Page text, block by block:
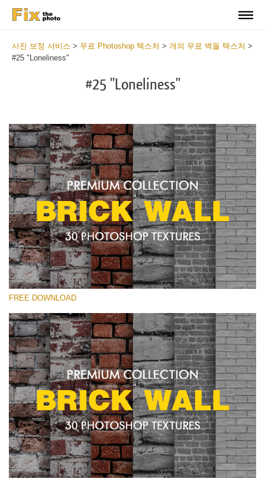
사진 보정 서비스 > 무료 Photoshop 텍스처 > 개의 무료 벽돌 텍스처 >
#25 "Loneliness"
#25 "Loneliness"
선택 해주세요
Brick Wall
(30 Textures)
Large 6000*4000px
Entire Collection
(1783 Overlays)
Large 6000*4000px
무료 다운로드
FREE DOWNLOAD